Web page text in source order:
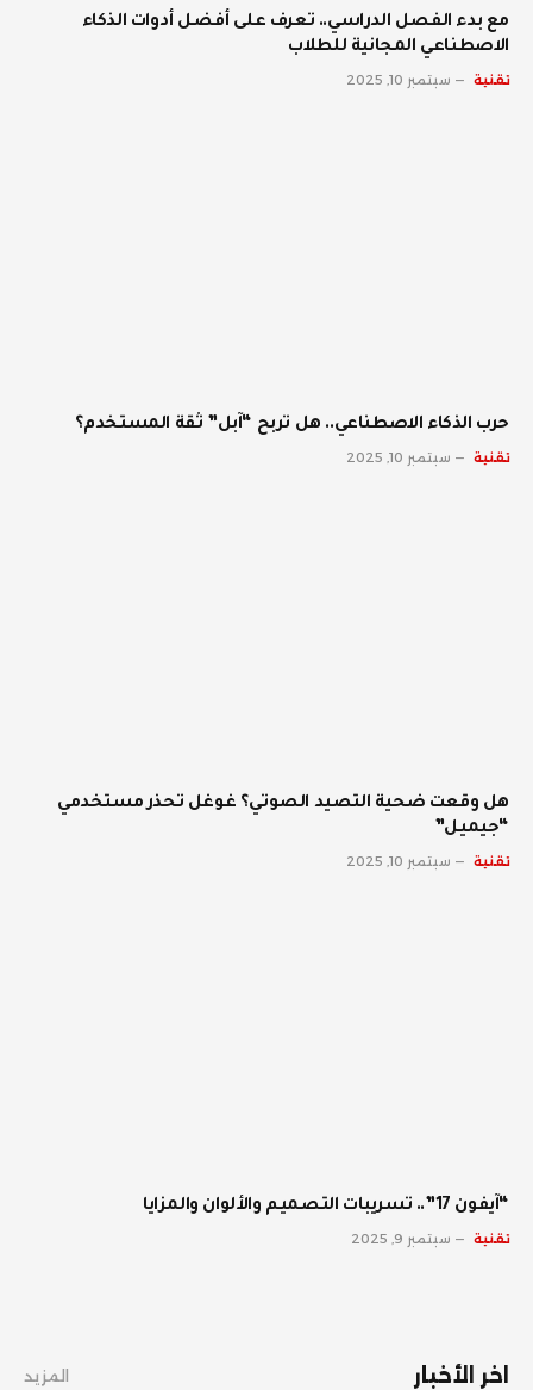
مع بدء الفصل الدراسي.. تعرف على أفضل أدوات الذكاء
الاصطناعي المجانية للطلاب
تقنية سبتمبر 10, 2025
حرب الذكاء الاصطناعي.. هل تربح “آبل” ثقة المستخدم؟
تقنية سبتمبر 10, 2025
هل وقعت ضحية التصيد الصوتي؟ غوغل تحذر مستخدمي
“جيميل”
تقنية سبتمبر 10, 2025
“آيفون 17”.. تسريبات التصميم والألوان والمزايا
تقنية سبتمبر 9, 2025
اخر الأخبار المزيد